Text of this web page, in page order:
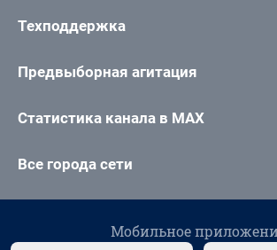
Техподдержка
Предвыборная агитация
Статистика канала в MAX
Все города сети
Мобильное